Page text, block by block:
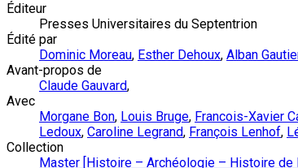
Éditeur
Presses Universitaires du Septentrion
Édité par
Dominic Moreau, Esther Dehoux, Alban
Avant-propos de
Claude Gauvard,
Avec
Morgane Bon, Louis Bruge, Francois-Xavier
Ledoux, Caroline Legrand, François Lenhof,
Collection
Master [Histoire – Archéologie – Histoire de